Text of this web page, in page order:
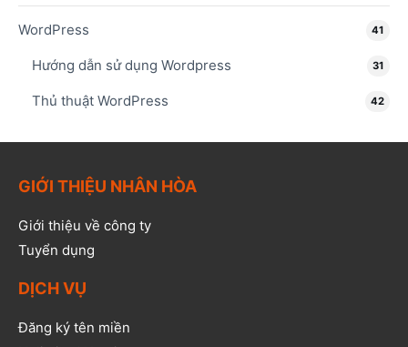
WordPress 41
Hướng dẫn sử dụng Wordpress 31
Thủ thuật WordPress 42
GIỚI THIỆU NHÂN HÒA
Giới thiệu về công ty
Tuyển dụng
DỊCH VỤ
Đăng ký tên miền